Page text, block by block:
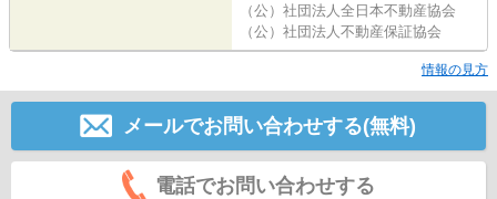
（公）社団法人全日本不動産協会
（公）社団法人不動産保証協会
情報の見方
メールでお問い合わせする(無料)
電話でお問い合わせする